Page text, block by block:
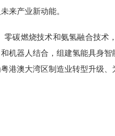
来产业新动能。
燃烧技术和氨氢融合技术
机器人结合，组建氢能具身
澳大湾区制造业转型升级、